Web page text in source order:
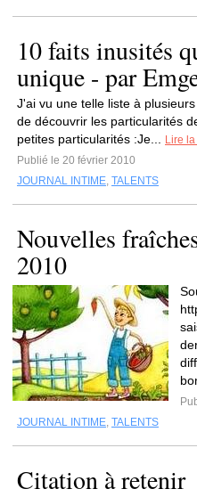
10 faits inusités
unique - par
J'ai vu une telle liste à
de découvrir les particularités
petites particularités :Je...
Lire
Publié le 20 février 2010
JOURNAL INTIME, TALENTS
Nouvelles
2010
JOURNAL INTIME, TALENTS
Citation à retenir